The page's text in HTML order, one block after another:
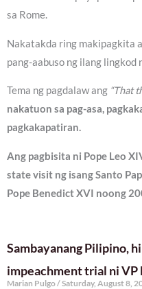
sa Rome.
Nakatakda ring makipagkita
pang-aabuso ng ilang lingkod
Tema ng pagdalaw ang “That
nakatuon sa pag-asa,
pagkakapatiran.
Ang pagbisita ni Pope Leo
state visit ng isang Santo
Pope Benedict XVI noong
Sambayanang Pilipino,
impeachment trial ni
Marian Pulgo Saturday, August 8,